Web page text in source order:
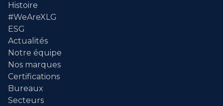
Histoire
#WeAreXLG
ESG
Actualités
Notre équipe
Nos marques
Certifications
Bureaux
Secteurs